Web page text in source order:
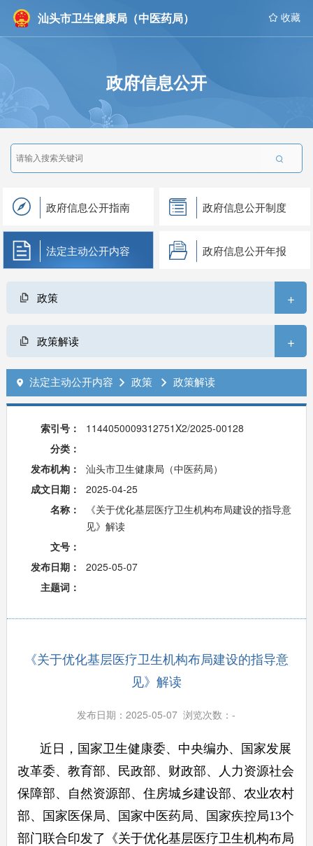
汕头市卫生健康局（中医药局）  收藏
政府信息公开

政府信息公开指南 政府信息公开制度
法定主动公开内容 政府信息公开年报
政策 +
政策解读 +
 法定主动公开内容  政策  政策解读
索引号：
1144050009312751X2/2025-00128
分类：
发布机构：
汕头市卫生健康局（中医药局）
成文日期：
2025-04-25
名称：
《关于优化基层医疗卫生机构布局建设的指导意
见》解读
文号：
发布日期：
2025-05-07
主题词：
《关于优化基层医疗卫生机构布局建设的指导意
见》解读
发布日期：2025-05-07 浏览次数：-
近日，国家卫生健康委、中央编办、国家发展
改革委、教育部、民政部、财政部、人力资源社会
保障部、自然资源部、住房城乡建设部、农业农村
部、国家医保局、国家中医药局、国家疾控局13个
部门联合印发了《关于优化基层医疗卫生机构布局